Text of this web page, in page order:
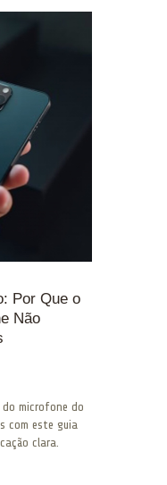
Por Que o
Não
do microfone do
com este guia
clara.